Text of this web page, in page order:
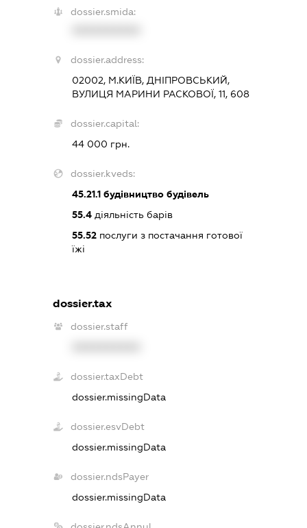
dossier.smida:
dossier.address:
02002, М.КИЇВ, ДНІПРОВСЬКИЙ,
ВУЛИЦЯ МАРИНИ РАСКОВОЇ, 11, 608
dossier.capital:
44 000 грн.
dossier.kveds:
45.21.1будівництво будівель
55.4діяльність барів
55.52послуги з постачання готової
їжі
dossier.tax
dossier.staff
dossier.taxDebt
dossier.missingData
dossier.esvDebt
dossier.missingData
dossier.ndsPayer
dossier.missingData